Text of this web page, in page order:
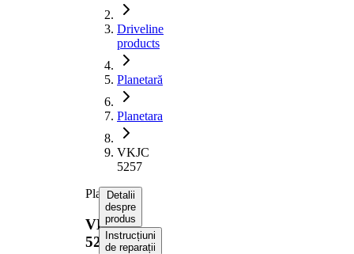
Driveline
products
Planetară
Planetara
VKJC
5257
Planetara
VKJC
5257
Detalii
despre
produs
Instrucțiuni
de reparații